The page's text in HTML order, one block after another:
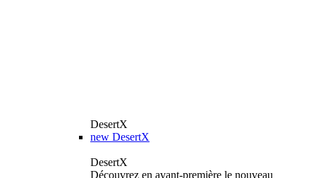
DesertX
new DesertX
DesertX
Découvrez en avant-première le nouveau